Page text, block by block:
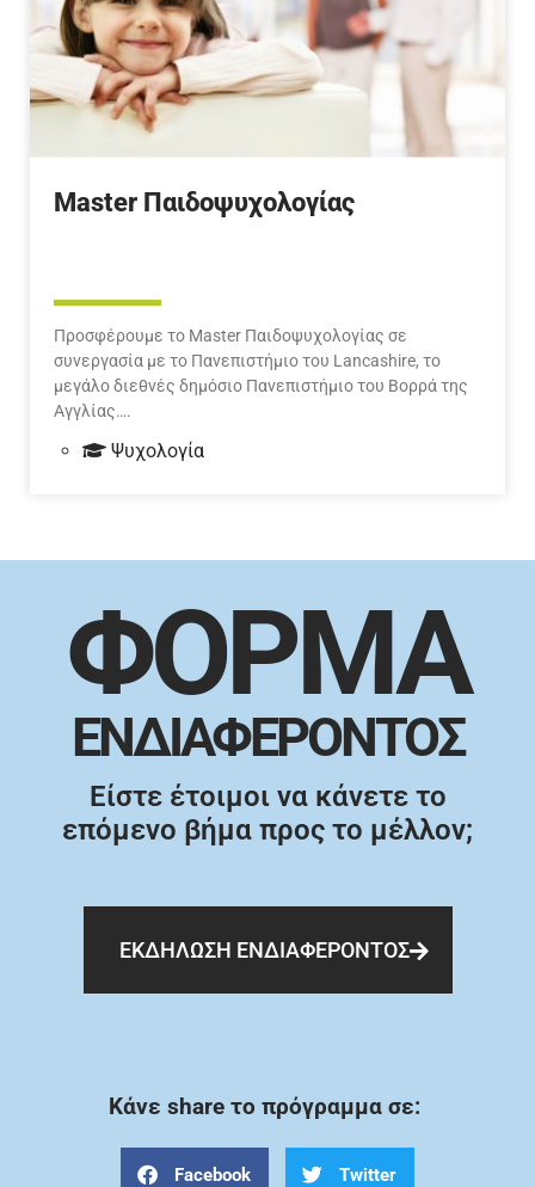
Master Παιδοψυχολογίας
Προσφέρουμε το Master Παιδοψυχολογίας σε
συνεργασία με το Πανεπιστήμιο του Lancashire, το
μεγάλο διεθνές δημόσιο Πανεπιστήμιο του Βορρά της
Αγγλίας….
Ψυχολογία
ΦΟΡΜΑ
ΕΝΔΙΑΦΕΡΟΝΤΟΣ
Είστε έτοιμοι να κάνετε το
επόμενο βήμα προς το μέλλον;
ΕΚΔΗΛΩΣΗ ΕΝΔΙΑΦΕΡΟΝΤΟΣ
Κάνε share το πρόγραμμα σε:
Facebook Twitter